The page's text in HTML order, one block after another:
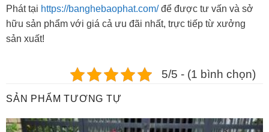
Phát tại https://banghebaophat.com/để được tư vấn và sở
hữu sản phẩm với giá cả ưu đãi nhất, trực tiếp từ xưởng
sản xuất!
5/5 - (1 bình chọn)
SẢN PHẨM TƯƠNG TỰ